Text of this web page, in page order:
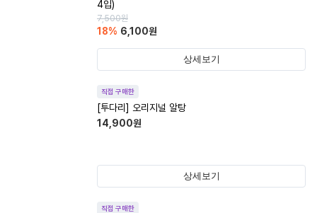
4입)
7,500원
18% 6,100원
상세보기
직접 구매한
[투다리] 오리지널 알탕
14,900원
상세보기
직접 구매한